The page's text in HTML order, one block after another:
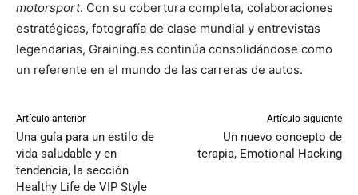
motorsport. Con su cobertura completa, colaboraciones
estratégicas, fotografía de clase mundial y entrevistas
legendarias, Graining.es continúa consolidándose como
un referente en el mundo de las carreras de autos.
Artículo anterior
Una guía para un estilo de
vida saludable y en
tendencia, la sección
Healthy Life de VIP Style
Artículo siguiente
Un nuevo concepto de
terapia, Emotional Hacking